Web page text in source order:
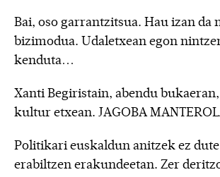
Bai, oso garrantzitsua. Hau izan da
bizimodua. Udaletxean egon
kenduta…
Xanti Begiristain, abendu
kultur etxean. JAGOBA
Politikari euskaldun anitzek ez
erabiltzen erakundeetan. Zer